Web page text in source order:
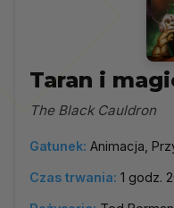
Taran i
The Black Cauldron
Gatunek: Animacja,
Czas trwania: 1 godz.